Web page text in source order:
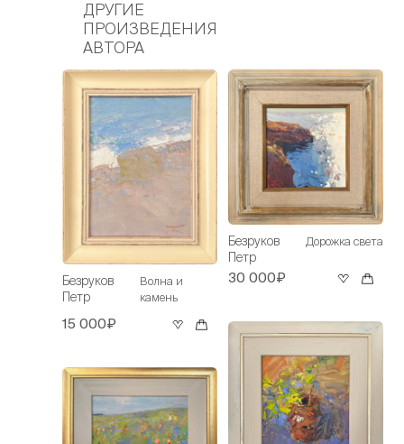
ДРУГИЕ
ПРОИЗВЕДЕНИЯ
АВТОРА
Безруков
Петр
Волна и
камень
15 000₽
Безруков
Петр
Дорожка света
30 000₽